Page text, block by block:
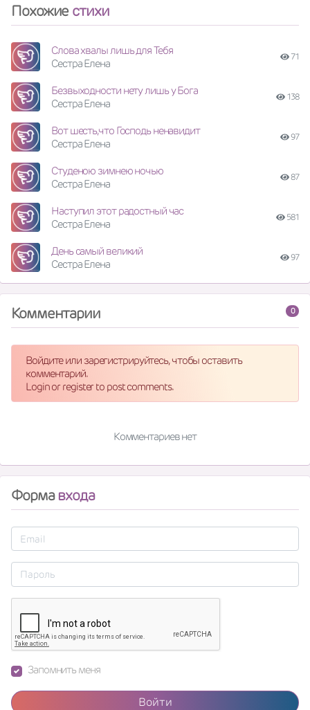
Похожие стихи
Слова хвалы лишь для Тебя
Сестра Елена
71
Безвыходности нету лишь у Бога
Сестра Елена
138
Вот шесть,что Господь ненавидит
Сестра Елена
97
Студеною зимнею ночью
Сестра Елена
87
Наступил этот радостный час
Сестра Елена
581
День самый великий
Сестра Елена
97
0
Комментарии
Войдите или зарегистрируйтесь, чтобы оставить
комментарий.
Login or register to post comments.
Комментариев нет
Формавхода
Запомнить меня
Войти